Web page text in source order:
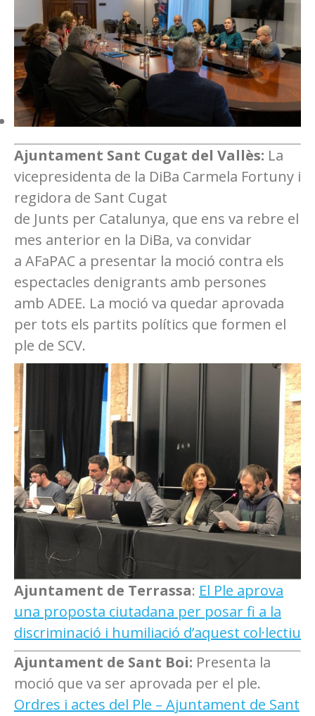
Ajuntament Sant Cugat del Vallès: La
vicepresidenta de la DiBa Carmela Fortuny i
regidora de Sant Cugat
de Junts per Catalunya, que ens va rebre el
mes anterior en la DiBa, va convidar
a AFaPAC a presentar la moció contra els
espectacles denigrants amb persones
amb ADEE. La moció va quedar aprovada
per tots els partits polítics que formen el
ple de SCV.
Ajuntament de Terrassa: El Ple aprova
una proposta ciutadana per posar fi a la
discriminació i humiliació d’aquest col·lectiu
Ajuntament de Sant Boi: Presenta la
moció que va ser aprovada per el ple.
Ordres i actes del Ple – Ajuntament de Sant